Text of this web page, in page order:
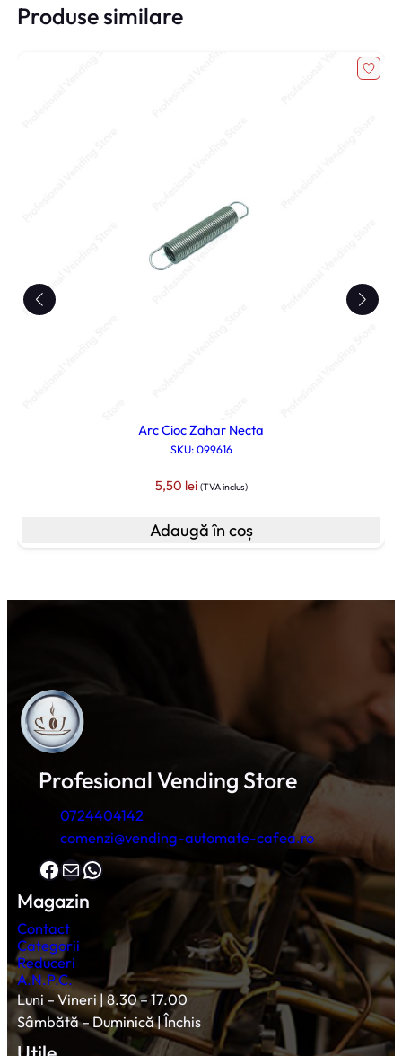
Produse similare
Arc Cioc Zahar Necta
SKU: 099616
5,50 lei (TVA inclus)
Adaugă în coș
Profesional Vending Store
0724404142
comenzi@vending-automate-cafea.ro
Facebook Mail WhatsApp
Magazin
Contact
Categorii
Reduceri
A.N.P.C.
Luni – Vineri | 8.30 – 17.00
Sâmbătă – Duminică | Închis